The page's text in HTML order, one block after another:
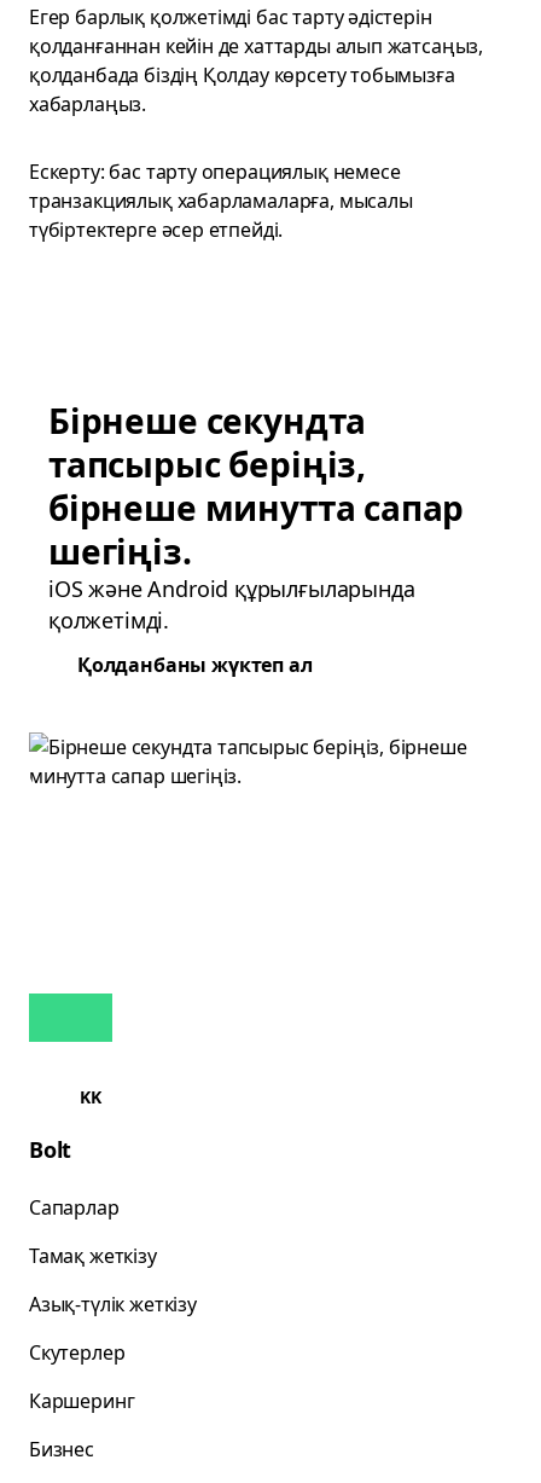
Егер барлық қолжетімді бас тарту әдістерін
қолданғаннан кейін де хаттарды алып жатсаңыз,
қолданбада біздің Қолдау көрсету тобымызға
хабарлаңыз.
Ескерту: бас тарту операциялық немесе
транзакциялық хабарламаларға, мысалы
түбіртектерге әсер етпейді.
Бірнеше секундта
тапсырыс беріңіз,
бірнеше минутта сапар
шегіңіз.
iOS және Android құрылғыларында
қолжетімді.
Қолданбаны жүктеп ал
KK
Bolt
Сапарлар
Тамақ жеткізу
Азық-түлік жеткізу
Скутерлер
Каршеринг
Бизнес